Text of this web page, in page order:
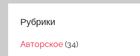
Рубрики
Авторское (34)